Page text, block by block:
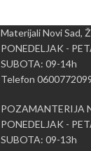
Materijali Novi Sad,
PONEDELJAK -
SUBOTA: 09-14h
Telefon
POZAMANTERIJA
PONEDELJAK -
SUBOTA: 09-13h